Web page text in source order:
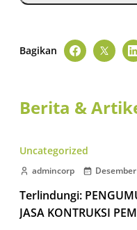
Bagikan
Berita &
Uncategorized
admincorp
Terlindungi:
JASA KONTRUKSI